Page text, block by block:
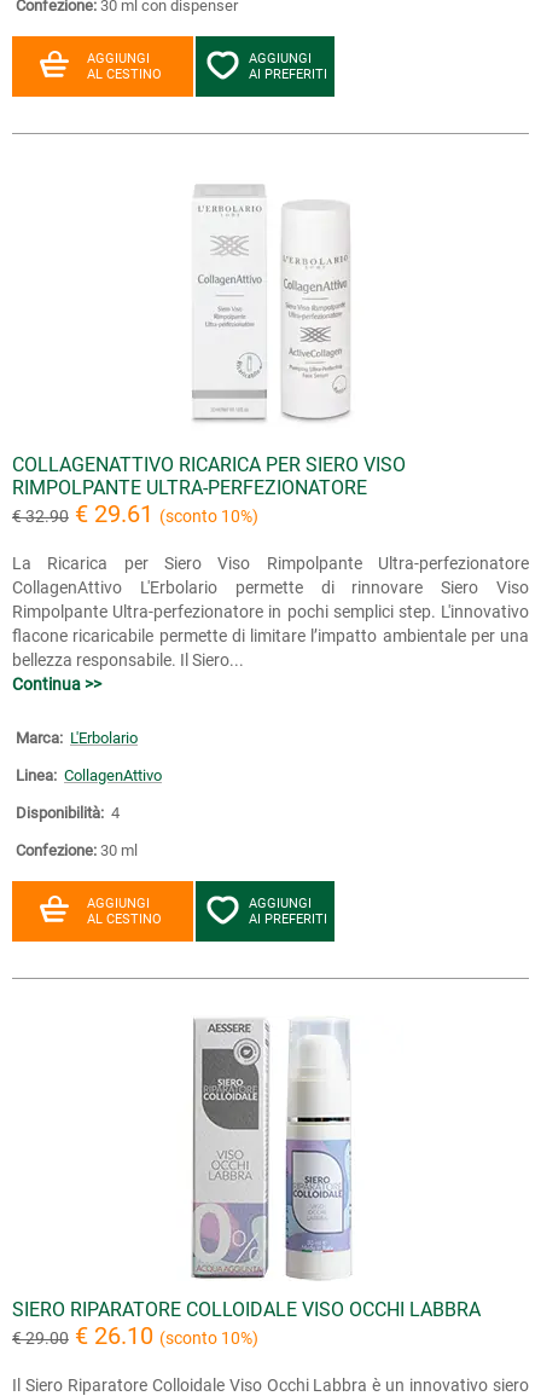
Confezione: 30 ml con dispenser
AGGIUNGI
AL CESTINO
AGGIUNGI
AI PREFERITI
COLLAGENATTIVO RICARICA PER SIERO VISO
RIMPOLPANTE ULTRA-PERFEZIONATORE
€ 32.90 € 29.61 (sconto 10%)
La Ricarica per Siero Viso Rimpolpante Ultra-perfezionatore
CollagenAttivo L'Erbolario permette di rinnovare Siero Viso
Rimpolpante Ultra-perfezionatore in pochi semplici step. L'innovativo
flacone ricaricabile permette di limitare l’impatto ambientale per una
bellezza responsabile. Il Siero...
Continua >>
Marca: L'Erbolario
Linea: CollagenAttivo
Disponibilità: 4
Confezione: 30 ml
AGGIUNGI
AL CESTINO
AGGIUNGI
AI PREFERITI
SIERO RIPARATORE COLLOIDALE VISO OCCHI LABBRA
€ 29.00 € 26.10 (sconto 10%)
Il Siero Riparatore Colloidale Viso Occhi Labbra è un innovativo siero